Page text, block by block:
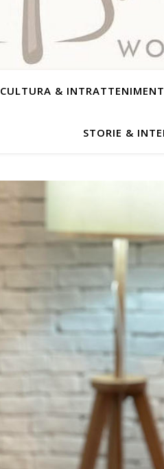
CULTURA &
STORIE &